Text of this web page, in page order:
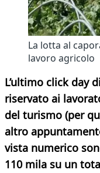
La lotta al
lavoro agricolo
L’ultimo click day
riservato ai
del turismo (per
altro
vista numerico
110 mila su un